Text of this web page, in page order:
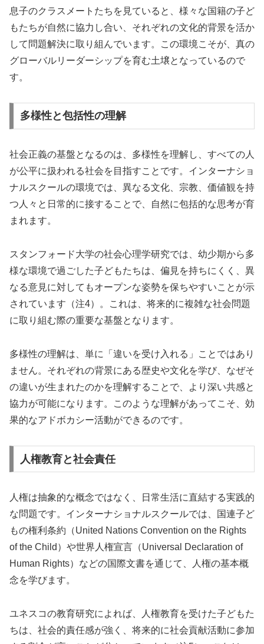
息子のクラスメートたちを見ていると、様々な国籍の子ど
もたちが自然に協力し合い、それぞれの文化的背景を活か
して問題解決に取り組んでいます。この環境こそが、真の
グローバルリーダーシップを育む土壌となっているので
す。
多様性と包括性の理解
社会正義の基盤となるのは、多様性を理解し、すべての人
が公平に扱われる社会を目指すことです。インターナショ
ナルスクールの環境では、異なる文化、宗教、価値観を持
つ人々と日常的に接することで、自然に包括的な思考が育
まれます。
スタンフォード大学の社会心理学研究では、幼少期から多
様な環境で過ごした子どもたちは、偏見を持ちにくく、異
なる意見に対してもオープンな姿勢を保ちやすいことが示
されています（注4）。これは、将来的に複雑な社会問題
に取り組む際の重要な基盤となります。
多様性の理解は、単に「違いを受け入れる」ことではあり
ません。それぞれの背景にある歴史や文化を学び、なぜそ
の違いが生まれたのかを理解することで、より深い共感と
協力が可能になります。このような理解があってこそ、効
果的なアドボカシー活動ができるのです。
人権教育と社会責任
人権は抽象的な概念ではなく、日常生活に直結する実践的
な問題です。インターナショナルスクールでは、国連子ど
もの権利条約（United Nations Convention on the Rights
of the Child）や世界人権宣言（Universal Declaration of
Human Rights）などの国際文書を通じて、人権の基本概
念を学びます。
ユネスコの教育研究によれば、人権教育を受けた子どもた
ちは、社会的責任感が強く、将来的に社会貢献活動に参加